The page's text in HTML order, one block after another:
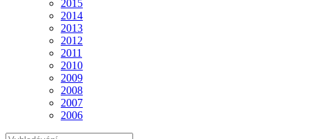
2015
2014
2013
2012
2011
2010
2009
2008
2007
2006